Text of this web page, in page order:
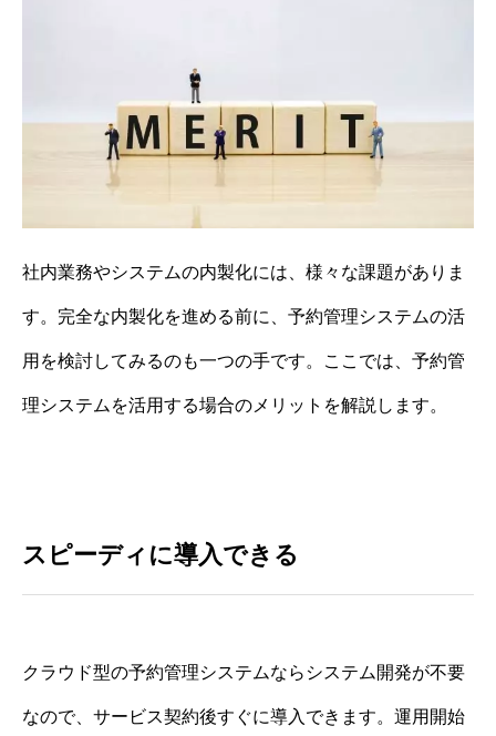
社内業務やシステムの内製化には、様々な課題がありま
す。完全な内製化を進める前に、予約管理システムの活
用を検討してみるのも一つの手です。ここでは、予約管
理システムを活用する場合のメリットを解説します。
スピーディに導入できる
クラウド型の予約管理システムならシステム開発が不要
なので、サービス契約後すぐに導入できます。運用開始